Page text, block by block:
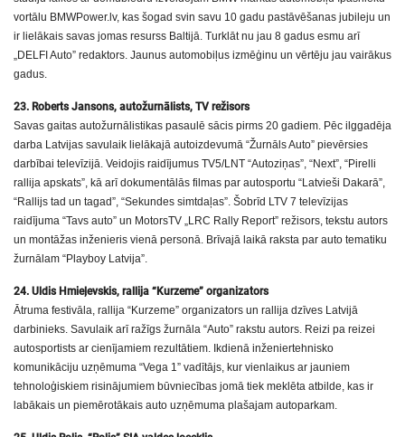
vortālu BMWPower.lv, kas šogad svin savu 10 gadu pastāvēšanas jubileju un
ir lielākais savas jomas resurss Baltijā. Turklāt nu jau 8 gadus esmu arī
„DELFI Auto” redaktors. Jaunus automobiļus izmēģinu un vērtēju jau vairākus
gadus.
23. Roberts Jansons, autožurnālists, TV režisors
Savas gaitas autožurnālistikas pasaulē sācis pirms 20 gadiem. Pēc ilggadēja
darba Latvijas savulaik lielākajā autoizdevumā “Žurnāls Auto” pievērsies
darbībai televīzijā. Veidojis raidījumus TV5/LNT “Autoziņas”, “Next”, “Pirelli
rallija apskats”, kā arī dokumentālās filmas par autosportu “Latvieši Dakarā”,
“Rallijs tad un tagad”, “Sekundes simtdaļas”. Šobrīd LTV 7 televīzijas
raidījuma “Tavs auto” un MotorsTV „LRC Rally Report” režisors, tekstu autors
un montāžas inženieris vienā personā. Brīvajā laikā raksta par auto tematiku
žurnālam “Playboy Latvija”.
24. Uldis Hmieļevskis, rallija “Kurzeme” organizators
Ātruma festivāla, rallija “Kurzeme” organizators un rallija dzīves Latvijā
darbinieks. Savulaik arī ražīgs žurnāla “Auto” rakstu autors. Reizi pa reizei
autosportists ar cienījamiem rezultātiem. Ikdienā inženiertehnisko
komunikāciju uzņēmuma “Vega 1” vadītājs, kur vienlaikus ar jauniem
tehnoloģiskiem risinājumiem būvniecības jomā tiek meklēta atbilde, kas ir
labākais un piemērotākais auto uzņēmuma plašajam autoparkam.